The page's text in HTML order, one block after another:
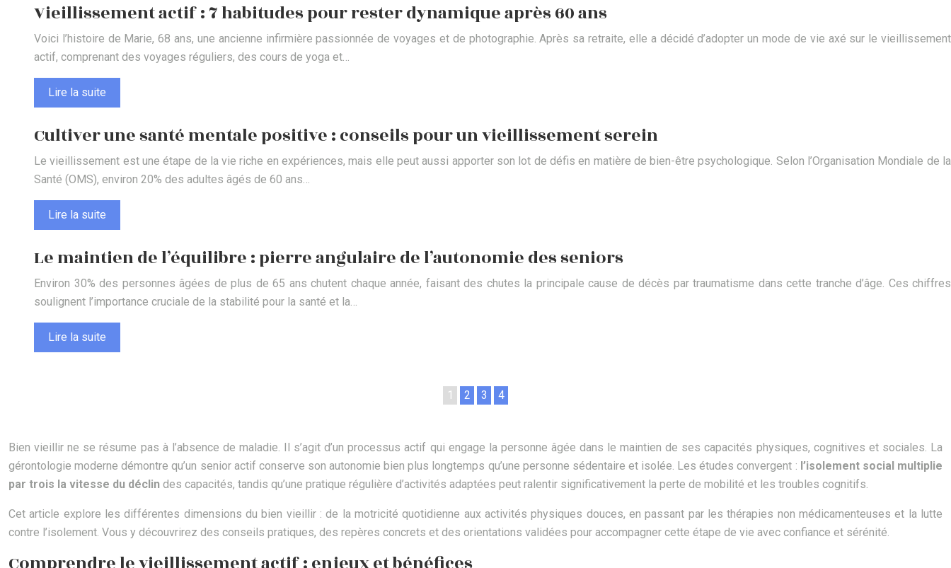
Vieillissement actif : 7 habitudes pour rester dynamique après 60 ans
Voici l’histoire de Marie, 68 ans, une ancienne infirmière passionnée de voyages et de photographie. Après sa retraite, elle a décidé d’adopter un mode de vie axé sur le vieillissement
actif, comprenant des voyages réguliers, des cours de yoga et…
Lire la suite
Cultiver une santé mentale positive : conseils pour un vieillissement serein
Le vieillissement est une étape de la vie riche en expériences, mais elle peut aussi apporter son lot de défis en matière de bien-être psychologique. Selon l’Organisation Mondiale de la
Santé (OMS), environ 20% des adultes âgés de 60 ans…
Lire la suite
Le maintien de l’équilibre : pierre angulaire de l’autonomie des seniors
Environ 30% des personnes âgées de plus de 65 ans chutent chaque année, faisant des chutes la principale cause de décès par traumatisme dans cette tranche d’âge. Ces chiffres
soulignent l’importance cruciale de la stabilité pour la santé et la…
Lire la suite
1 2 3 4
Bien vieillir ne se résume pas à l’absence de maladie. Il s’agit d’un processus actif qui engage la personne âgée dans le maintien de ses capacités physiques, cognitives et sociales. La
gérontologie moderne démontre qu’un senior actif conserve son autonomie bien plus longtemps qu’une personne sédentaire et isolée. Les études convergent : l’isolement social multiplie
par trois la vitesse du déclin des capacités, tandis qu’une pratique régulière d’activités adaptées peut ralentir significativement la perte de mobilité et les troubles cognitifs.
Cet article explore les différentes dimensions du bien vieillir : de la motricité quotidienne aux activités physiques douces, en passant par les thérapies non médicamenteuses et la lutte
contre l’isolement. Vous y découvrirez des conseils pratiques, des repères concrets et des orientations validées pour accompagner cette étape de vie avec confiance et sérénité.